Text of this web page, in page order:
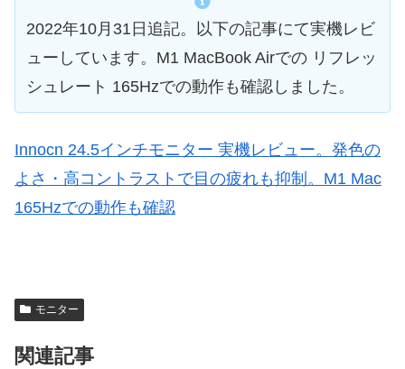
2022年10月31日追記。以下の記事にて実機レビ
ューしています。M1 MacBook Airでの リフレッ
シュレート 165Hzでの動作も確認しました。
Innocn 24.5インチモニター 実機レビュー。発色の
よさ・高コントラストで目の疲れも抑制。M1 Mac
165Hzでの動作も確認
モニター
関連記事